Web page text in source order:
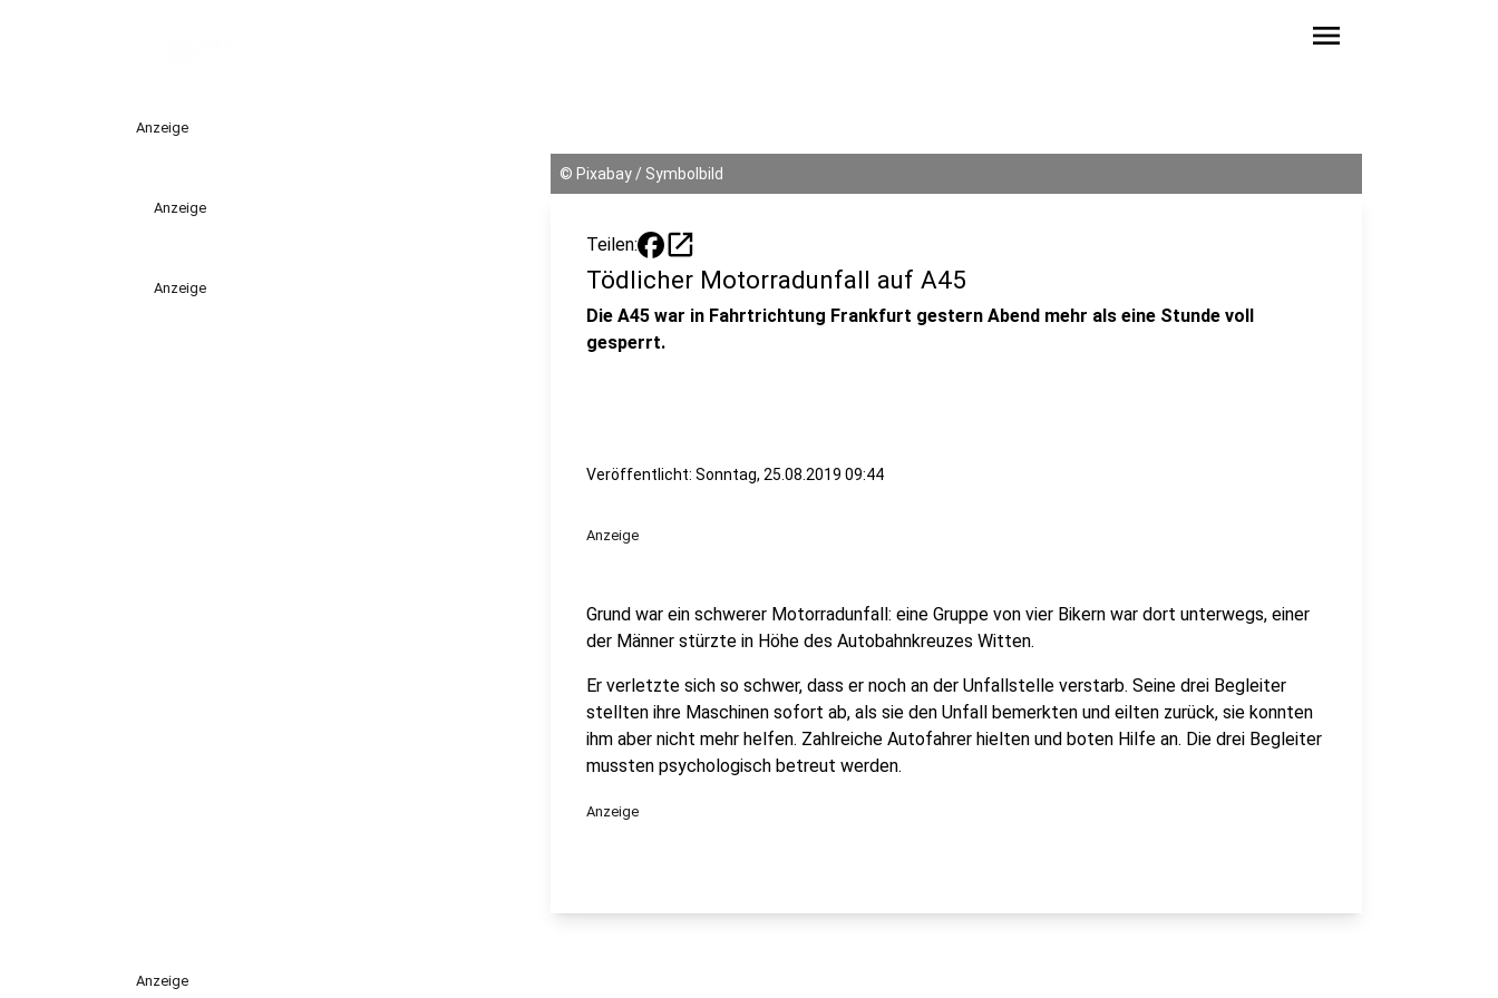
menu
Anzeige
Anzeige
Anzeige
© Pixabay / Symbolbild
Teilen: open_in_new
Tödlicher Motorradunfall auf A45
Die A45 war in Fahrtrichtung Frankfurt gestern Abend mehr als eine Stunde voll
gesperrt.
Veröffentlicht: Sonntag, 25.08.2019 09:44
Anzeige
Grund war ein schwerer Motorradunfall: eine Gruppe von vier Bikern war dort unterwegs, einer
der Männer stürzte in Höhe des Autobahnkreuzes Witten.
Er verletzte sich so schwer, dass er noch an der Unfallstelle verstarb. Seine drei Begleiter
stellten ihre Maschinen sofort ab, als sie den Unfall bemerkten und eilten zurück, sie konnten
ihm aber nicht mehr helfen. Zahlreiche Autofahrer hielten und boten Hilfe an. Die drei Begleiter
mussten psychologisch betreut werden.
Anzeige
Anzeige